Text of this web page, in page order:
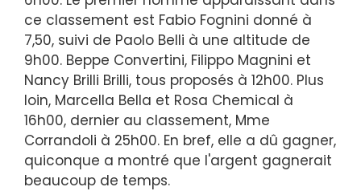
ce classement est Fabio Fognini donné à
7,50, suivi de Paolo Belli à une altitude de
9h00. Beppe Convertini, Filippo Magnini et
Nancy Brilli Brilli, tous proposés à 12h00. Plus
loin, Marcella Bella et Rosa Chemical à
16h00, dernier au classement, Mme
Corrandoli à 25h00. En bref, elle a dû gagner,
quiconque a montré que l'argent gagnerait
beaucoup de temps.